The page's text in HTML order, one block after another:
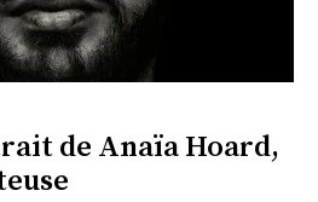
de Anaïa Hoard,